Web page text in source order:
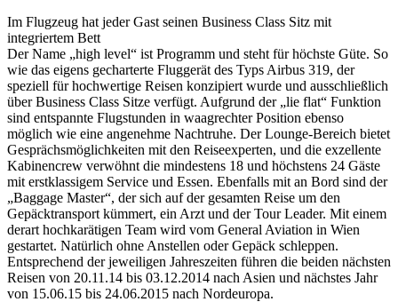
Im Flugzeug hat jeder Gast seinen Business Class Sitz mit
integriertem Bett
Der Name „high level“ ist Programm und steht für höchste Güte. So
wie das eigens gecharterte Fluggerät des Typs Airbus 319, der
speziell für hochwertige Reisen konzipiert wurde und ausschließlich
über Business Class Sitze verfügt. Aufgrund der „lie flat“ Funktion
sind entspannte Flugstunden in waagrechter Position ebenso
möglich wie eine angenehme Nachtruhe. Der Lounge-Bereich bietet
Gesprächsmöglichkeiten mit den Reiseexperten, und die exzellente
Kabinencrew verwöhnt die mindestens 18 und höchstens 24 Gäste
mit erstklassigem Service und Essen. Ebenfalls mit an Bord sind der
„Baggage Master“, der sich auf der gesamten Reise um den
Gepäcktransport kümmert, ein Arzt und der Tour Leader. Mit einem
derart hochkarätigen Team wird vom General Aviation in Wien
gestartet. Natürlich ohne Anstellen oder Gepäck schleppen.
Entsprechend der jeweiligen Jahreszeiten führen die beiden nächsten
Reisen von 20.11.14 bis 03.12.2014 nach Asien und nächstes Jahr
von 15.06.15 bis 24.06.2015 nach Nordeuropa.